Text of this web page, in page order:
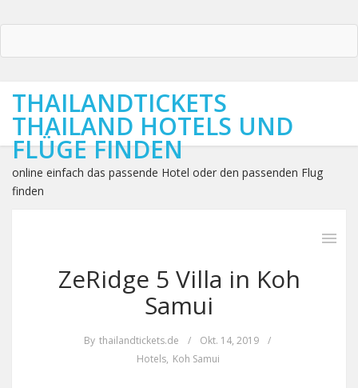
THAILANDTICKETS
THAILAND HOTELS UND
FLÜGE FINDEN
online einfach das passende Hotel oder den passenden Flug
finden
ZeRidge 5 Villa in Koh
Samui
By thailandtickets.de / Okt. 14, 2019
/
Hotels, Koh Samui